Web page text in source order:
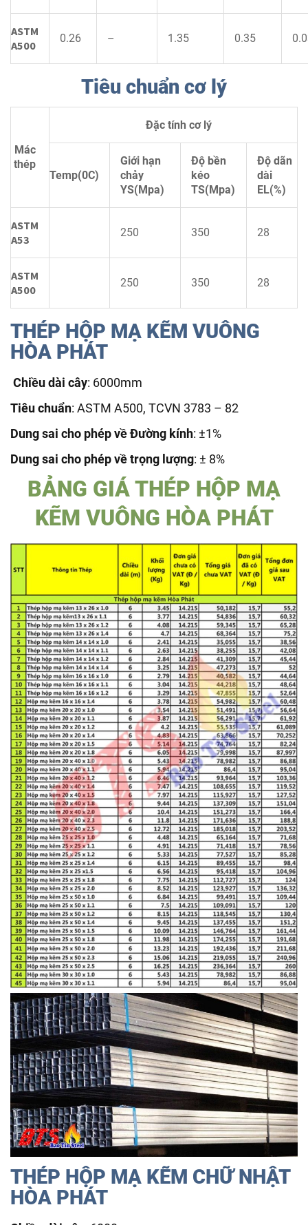
ASTM
A500
0.26 – 1.35 0.35
Tiêu chuẩn cơ lý
Mác
thép
Đặc tính cơ lý
Temp(0C)
Giới hạn
chảy
YS(Mpa)
Độ bền
kéo
TS(Mpa)
Độ dãn
dài
EL(%)
ASTM
A53
250 350 28
ASTM
A500
250 350 28
THÉP HỘP MẠ KẼM VUÔNG
HÒA PHÁT
Chiều dài cây: 6000mm
Tiêu chuẩn: ASTM A500, TCVN 3783 – 82
Dung sai cho phép về Đường kính: ±1%
Dung sai cho phép về trọng lượng: ± 8%
BẢNG GIÁ THÉP HỘP MẠ
KẼM VUÔNG HÒA PHÁT
THÉP HỘP MẠ KẼM CHỮ NHẬT
HÒA PHÁT